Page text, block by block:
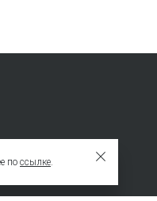
по ссылке